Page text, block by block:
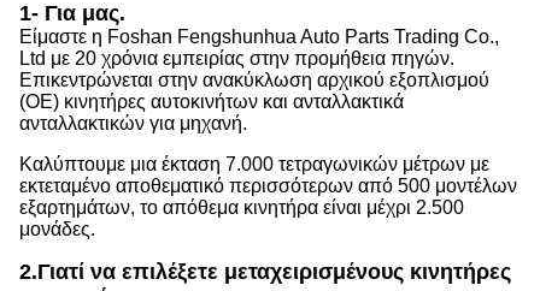
1- Για μας.
Είμαστε η Foshan Fengshunhua Auto Parts Trading Co.,
Ltd με 20 χρόνια εμπειρίας στην προμήθεια πηγών.
Επικεντρώνεται στην ανακύκλωση αρχικού εξοπλισμού
(OE) κινητήρες αυτοκινήτων και ανταλλακτικά
ανταλλακτικών για μηχανή.
Καλύπτουμε μια έκταση 7.000 τετραγωνικών μέτρων με
εκτεταμένο αποθεματικό περισσότερων από 500 μοντέλων
εξαρτημάτων, το απόθεμα κινητήρα είναι μέχρι 2.500
μονάδες.
2.Γιατί να επιλέξετε μεταχειρισμένους κινητήρες